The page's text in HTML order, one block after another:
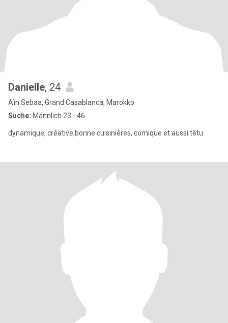
Danielle, 24
Aïn Sebaa, Grand Casablanca, Marokko
Suche: Männlich 23 - 46
dynamique, créative,bonne cuisinières, comique et aussi têtu